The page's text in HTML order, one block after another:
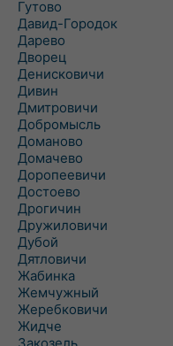
Гутово
Давид-Городок
Дарево
Дворец
Денисковичи
Дивин
Дмитровичи
Добромысль
Доманово
Домачево
Доропеевичи
Достоево
Дрогичин
Дружиловичи
Дубой
Дятловичи
Жабинка
Жемчужный
Жеребковичи
Жидче